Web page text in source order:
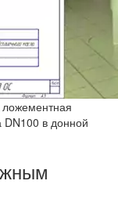
DN100 в донной